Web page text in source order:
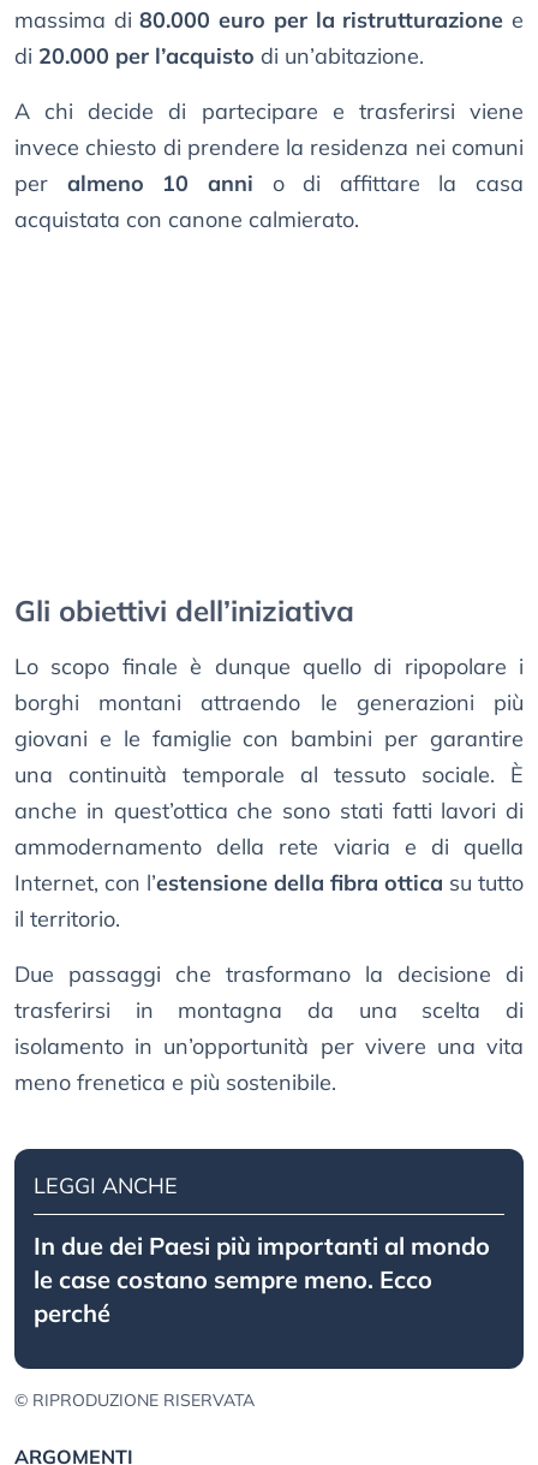
massima di80.000 euro per la ristrutturazione e
di 20.000 per l’acquisto di un’abitazione.
A chi decide di partecipare e trasferirsi viene
invece chiesto di prendere la residenza nei comuni
per almeno 10 anni o di affittare la casa
acquistata con canone calmierato.
Gli obiettivi dell’iniziativa
Lo scopo finale è dunque quello di ripopolare i
borghi montani attraendo le generazioni più
giovani e le famiglie con bambini per garantire
una continuità temporale al tessuto sociale. È
anche in quest’ottica che sono stati fatti lavori di
ammodernamento della rete viaria e di quella
Internet, con l’estensione della fibra ottica su tutto
il territorio.
Due passaggi che trasformano la decisione di
trasferirsi in montagna da una scelta di
isolamento in un’opportunità per vivere una vita
meno frenetica e più sostenibile.
LEGGI ANCHE
In due dei Paesi più importanti al mondo
le case costano sempre meno. Ecco
perché
© RIPRODUZIONE RISERVATA
ARGOMENTI